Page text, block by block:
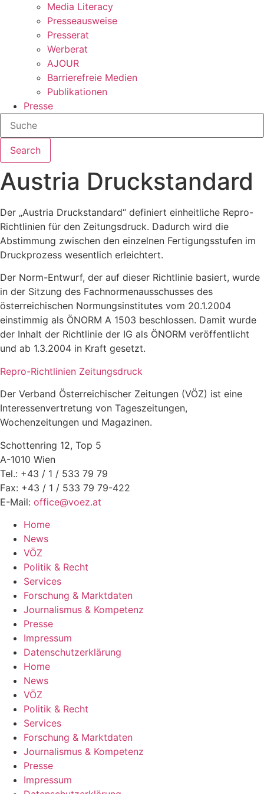
Media Literacy
Presseausweise
Presserat
Werberat
AJOUR
Barrierefreie Medien
Publikationen
Presse
Search
Austria Druckstandard
Der „Austria Druckstandard“ definiert einheitliche Repro-
Richtlinien für den Zeitungsdruck. Dadurch wird die
Abstimmung zwischen den einzelnen Fertigungsstufen im
Druckprozess wesentlich erleichtert.
Der Norm-Entwurf, der auf dieser Richtlinie basiert, wurde
in der Sitzung des Fachnormenausschusses des
österreichischen Normungsinstitutes vom 20.1.2004
einstimmig als ÖNORM A 1503 beschlossen. Damit wurde
der Inhalt der Richtlinie der IG als ÖNORM veröffentlicht
und ab 1.3.2004 in Kraft gesetzt.
Repro-Richtlinien Zeitungsdruck
Der Verband Österreichischer Zeitungen (VÖZ) ist eine
Interessenvertretung von Tageszeitungen,
Wochenzeitungen und Magazinen.
Schottenring 12, Top 5
A-1010 Wien
Tel.: +43 / 1 / 533 79 79
Fax: +43 / 1 / 533 79 79-422
E-Mail: office@voez.at
Home
News
VÖZ
Politik & Recht
Services
Forschung & Marktdaten
Journalismus & Kompetenz
Presse
Impressum
Datenschutzerklärung
Home
News
VÖZ
Politik & Recht
Services
Forschung & Marktdaten
Journalismus & Kompetenz
Presse
Impressum